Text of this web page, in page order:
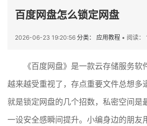
百度网盘怎么锁定网盘
2026-06-23 19:20:56 分类： 应用教程 • 阅读：
《百度网盘》是一款云存储服务软
越来越受重视了，存点重要文件总想多
就是锁定网盘的几个招数，私密空间是
一设安全感瞬间提升。小编身边的朋友